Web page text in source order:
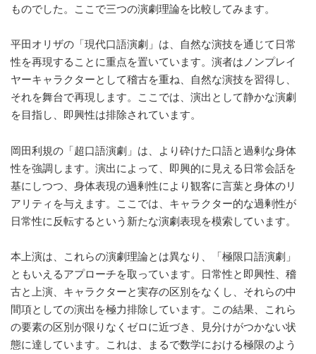
ものでした。ここで三つの演劇理論を比較してみます。
平田オリザの「現代口語演劇」は、自然な演技を通じて日常
性を再現することに重点を置いています。演者はノンプレイ
ヤーキャラクターとして稽古を重ね、自然な演技を習得し、
それを舞台で再現します。ここでは、演出として静かな演劇
を目指し、即興性は排除されています。
岡田利規の「超口語演劇」は、より砕けた口語と過剰な身体
性を強調します。演出によって、即興的に見える日常会話を
基にしつつ、身体表現の過剰性により観客に言葉と身体のリ
アリティを与えます。ここでは、キャラクター的な過剰性が
日常性に反転するという新たな演劇表現を模索しています。
本上演は、これらの演劇理論とは異なり、「極限口語演劇」
ともいえるアプローチを取っています。日常性と即興性、稽
古と上演、キャラクターと実存の区別をなくし、それらの中
間項としての演出を極力排除しています。この結果、これら
の要素の区別が限りなくゼロに近づき、見分けがつかない状
態に達しています。これは、まるで数学における極限のよう